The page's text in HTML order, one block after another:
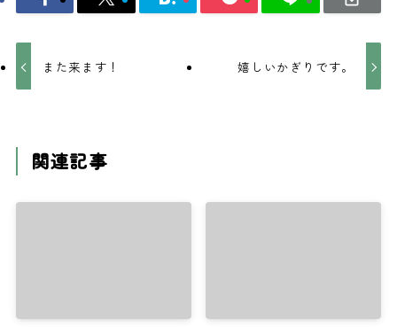
また来ます！ 嬉しいかぎりです。
関連記事